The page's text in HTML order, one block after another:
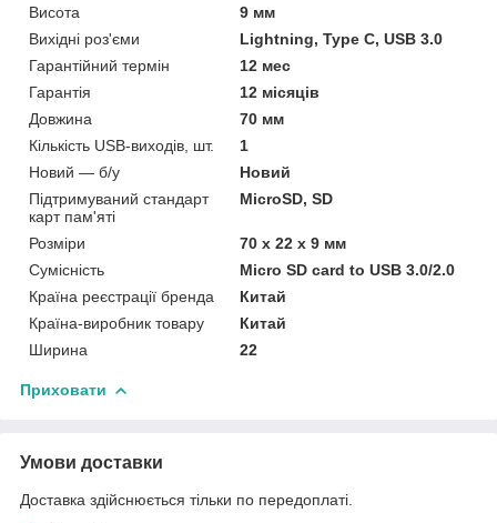
Висота
9 мм
Вихідні роз'єми
Lightning, Type C, USB 3.0
Гарантійний термін
12 мес
Гарантія
12 місяців
Довжина
70 мм
Кількість USB-виходів, шт.
1
Новий — б/у
Новий
Підтримуваний стандарт
карт пам'яті
MicroSD, SD
Розміри
70 х 22 х 9 мм
Сумісність
Micro SD card to USB 3.0/2.0
Країна реєстрації бренда
Китай
Країна-виробник товару
Китай
Ширина
22
Приховати
Умови доставки
Доставка здійснюється тільки по передоплаті.